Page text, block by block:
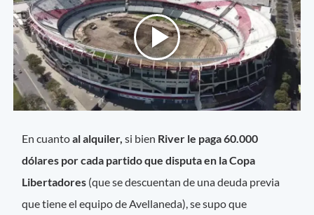
En cuantoal alquiler, si bien River le paga 60.000
dólares por cada partido que disputa en la Copa
Libertadores (que se descuentan de una deuda previa
que tiene el equipo de Avellaneda), se supo que